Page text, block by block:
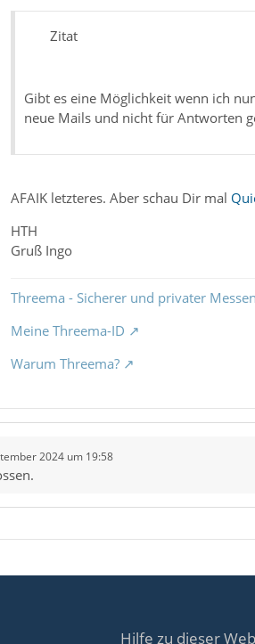
Zitat
Gibt es eine Möglichkeit wenn ich
neue Mails und nicht für Antworten
AFAIK letzteres. Aber schau Dir mal
HTH
Gruß Ingo
Threema - Sicherer und privater
Meine Threema-ID
Warum Threema?
2024 um 19:58
Hilfe zu dieser